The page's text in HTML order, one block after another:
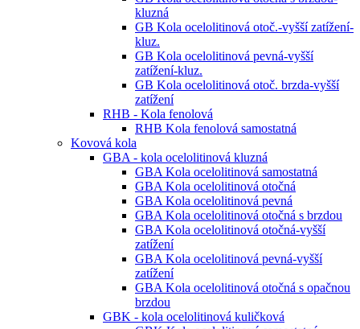
kluzná
GB Kola ocelolitinová otoč.-vyšší zatížení-
kluz.
GB Kola ocelolitinová pevná-vyšší
zatížení-kluz.
GB Kola ocelolitinová otoč. brzda-vyšší
zatížení
RHB - Kola fenolová
RHB Kola fenolová samostatná
Kovová kola
GBA - kola ocelolitinová kluzná
GBA Kola ocelolitinová samostatná
GBA Kola ocelolitinová otočná
GBA Kola ocelolitinová pevná
GBA Kola ocelolitinová otočná s brzdou
GBA Kola ocelolitinová otočná-vyšší
zatížení
GBA Kola ocelolitinová pevná-vyšší
zatížení
GBA Kola ocelolitinová otočná s opačnou
brzdou
GBK - kola ocelolitinová kuličková